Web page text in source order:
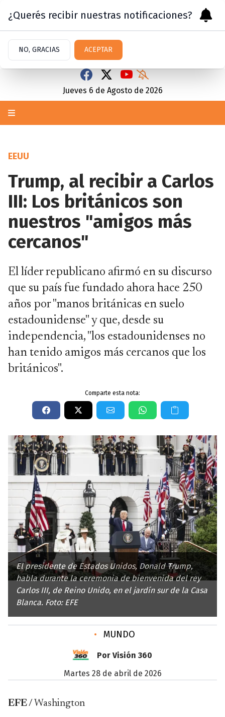
Jueves 6 de Agosto de 2026
EEUU
Trump, al recibir a Carlos
III: Los británicos son
nuestros "amigos más
cercanos"
El líder republicano afirmó en su discurso
que su país fue fundado ahora hace 250
años por "manos británicas en suelo
estadounidense" y que, desde su
independencia, "los estadounidenses no
han tenido amigos más cercanos que los
británicos".
Comparte esta nota:
El presidente de Estados Unidos, Donald Trump,
habla durante la ceremonia de bienvenida del rey
Carlos III, de Reino Unido, en el jardín sur de la Casa
Blanca. Foto: EFE
• MUNDO
Por Visión 360
martes 28 de abril de 2026
EFE / Washington
¿Querés recibir nuestras notificaciones?
NO, GRACIAS ACEPTAR